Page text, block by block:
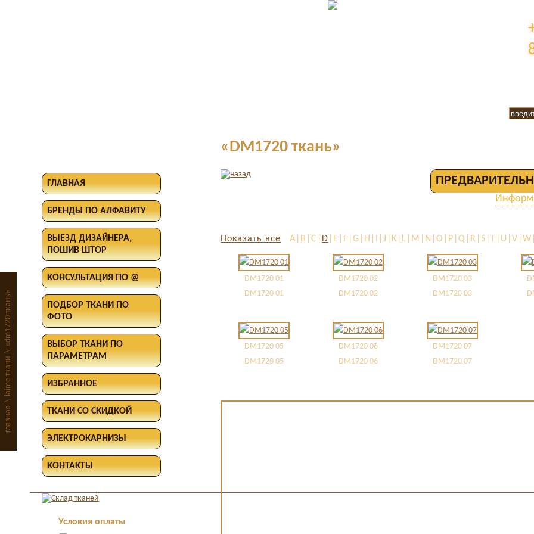
главная
\
laime ткани
\
«dm1720 ткань»
ГЛАВНАЯ
БРЕНДЫ ПО АЛФАВИТУ
ВЫЕЗД ДИЗАЙНЕРА,
ПОШИВ ШТОР
КОНСУЛЬТАЦИЯ ПО @
ПОДБОР ТКАНИ ПО
ФОТО
ВЫБОР ТКАНИ ПО
ПАРАМЕТРАМ
ИЗБРАННОЕ
ТКАНИ СО СКИДКОЙ
ЭЛЕКТРОКАРНИЗЫ
КОНТАКТЫ
Условия оплаты
«DM1720 ткань»
Показать все A|B|C| D
DM1720 01
DM1720 01
DM1720 02
DM1720 02
DM1720 03
DM1720 03
DM1720 05
DM1720 05
DM1720 06
DM1720 06
DM1720 07
DM1720 07